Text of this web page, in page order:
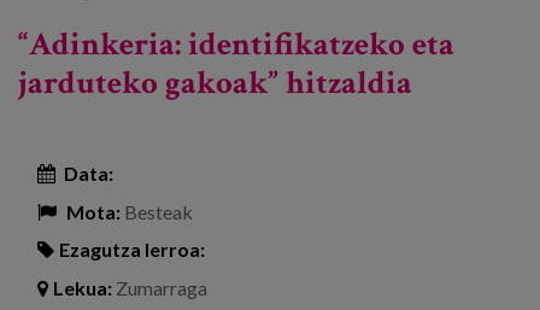
“Adinkeria: identifikatzeko eta
jarduteko gakoak” hitzaldia
Data:
Mota: Besteak
Ezagutza lerroa:
Lekua: Zumarraga